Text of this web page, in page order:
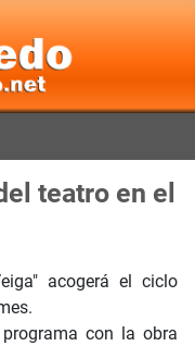
teatro en el
acogerá el ciclo
con la obra